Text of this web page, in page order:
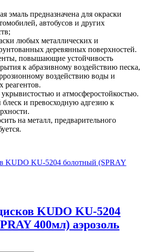
эмаль предназначена для окраски
автобусов и других
любых металлических и
деревянных поверхностей.
повышающие устойчивость
к абразивному воздействию песка,
воздействию воды и
реагентов.
и атмосферостойкостью.
и превосходную адгезию к
на металл, предварительного
KUDO KU-5204
400мл) аэрозоль